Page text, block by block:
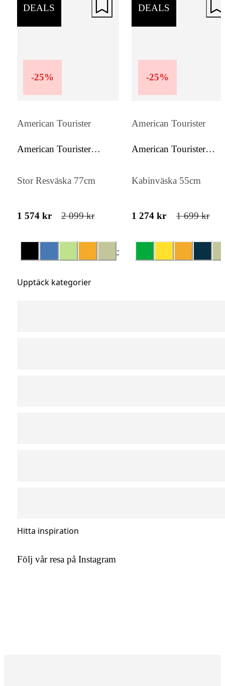
DEALS
-25%
American Tourister
American Tourister
Stor Resväska 77cm
1 574 kr 2 099 kr
+
DEALS
-25%
American Tourister
American Tourister
Kabinväska 55cm
1 274 kr 1 699 kr
Upptäck kategorier
Hitta inspiration
Följ vår resa på Instagram